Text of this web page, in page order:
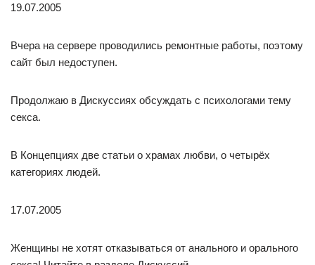
19.07.2005
Вчера на сервере проводились ремонтные работы, поэтому
сайт был недоступен.
Продолжаю в Дискуссиях обсуждать с психологами тему
секса.
В Концепциях две статьи о храмах любви, о четырёх
категориях людей.
17.07.2005
Женщины не хотят отказываться от анального и орального